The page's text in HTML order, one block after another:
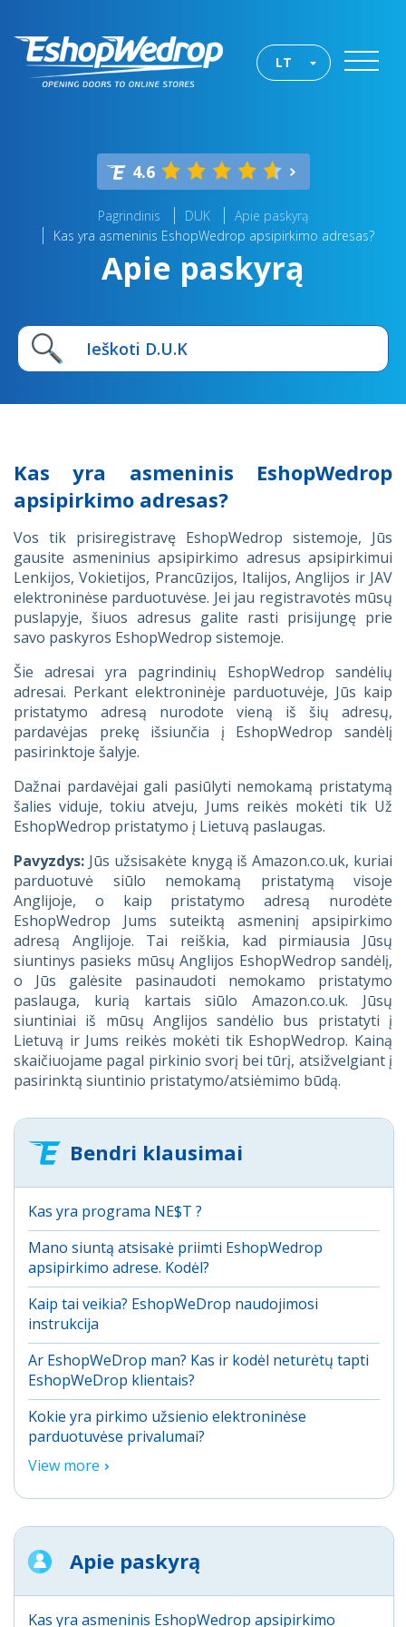
LT
4.6
Pagrindinis DUK
Apie paskyrą
Kas yra asmeninis EshopWedrop apsipirkimo adresas?
Apie paskyrą
Kas yra asmeninis EshopWedrop
apsipirkimo adresas?
Vos tik prisiregistravę EshopWedrop sistemoje, Jūs
gausite asmeninius apsipirkimo adresus apsipirkimui
Lenkijos, Vokietijos, Prancūzijos, Italijos, Anglijos ir JAV
elektroninėse parduotuvėse. Jei jau registravotės mūsų
puslapyje, šiuos adresus galite rasti prisijungę prie
savo paskyros EshopWedrop sistemoje.
Šie adresai yra pagrindinių EshopWedrop sandėlių
adresai. Perkant elektroninėje parduotuvėje, Jūs kaip
pristatymo adresą nurodote vieną iš šių adresų,
pardavėjas prekę išsiunčia į EshopWedrop sandėlį
pasirinktoje šalyje.
Dažnai pardavėjai gali pasiūlyti nemokamą pristatymą
šalies viduje, tokiu atveju, Jums reikės mokėti tik Už
EshopWedrop pristatymo į Lietuvą paslaugas.
Pavyzdys: Jūs užsisakėte knygą iš Amazon.co.uk, kuriai
parduotuvė siūlo nemokamą pristatymą visoje
Anglijoje, o kaip pristatymo adresą nurodėte
EshopWedrop Jums suteiktą asmeninį apsipirkimo
adresą Anglijoje. Tai reiškia, kad pirmiausia Jūsų
siuntinys pasieks mūsų Anglijos EshopWedrop sandėlį,
o Jūs galėsite pasinaudoti nemokamo pristatymo
paslauga, kurią kartais siūlo Amazon.co.uk. Jūsų
siuntiniai iš mūsų Anglijos sandėlio bus pristatyti į
Lietuvą ir Jums reikės mokėti tik EshopWedrop. Kainą
skaičiuojame pagal pirkinio svorį bei tūrį, atsižvelgiant į
pasirinktą siuntinio pristatymo/atsiėmimo būdą.
Bendri klausimai
Kas yra programa NE$T ?
Mano siuntą atsisakė priimti EshopWedrop
apsipirkimo adrese. Kodėl?
Kaip tai veikia? EshopWeDrop naudojimosi
instrukcija
Ar EshopWeDrop man? Kas ir kodėl neturėtų tapti
EshopWeDrop klientais?
Kokie yra pirkimo užsienio elektroninėse
parduotuvėse privalumai?
View more
Apie paskyrą
Kas yra asmeninis EshopWedrop apsipirkimo